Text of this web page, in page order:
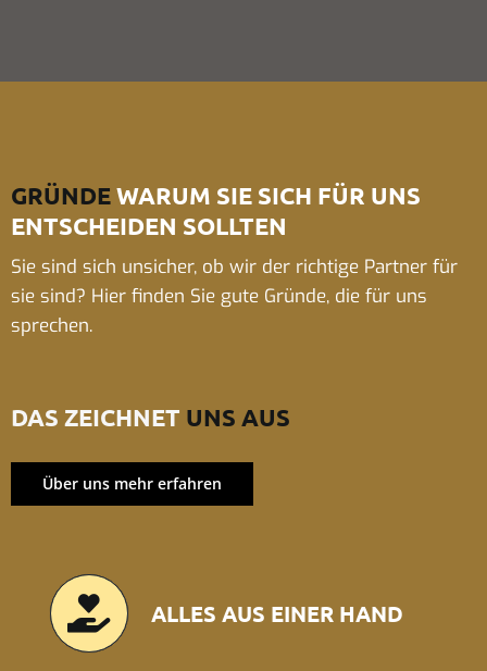
GRÜNDEWARUM SIE SICH FÜR UNS
ENTSCHEIDEN SOLLTEN
Sie sind sich unsicher, ob wir der richtige Partner für
sie sind? Hier finden Sie gute Gründe, die für uns
sprechen.
DAS ZEICHNET UNS AUS
Über uns mehr erfahren
ALLES AUS EINER HAND